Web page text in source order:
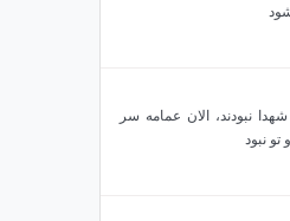
شهدا نبودند، الان عمامه سر
تو نبود